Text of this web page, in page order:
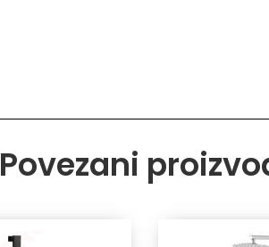
Povezani